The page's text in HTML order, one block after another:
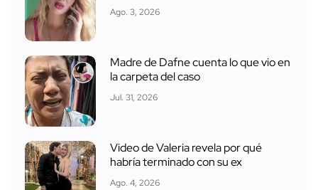
Ago. 3, 2026
Madre de Dafne cuenta lo que vio en
la carpeta del caso
Jul. 31, 2026
Video de Valeria revela por qué
habría terminado con su ex
Ago. 4, 2026